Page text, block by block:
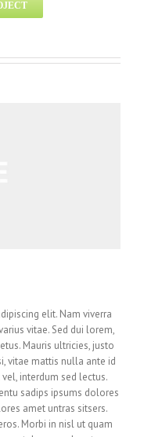
elit. Nam viverra
vitae. Sed dui lorem,
Mauris ultricies, justo
vitae mattis nulla ante id
interdum sed lectus.
sadips ipsums dolores
amet untras sitsers.
Morbi in nisl ut quam